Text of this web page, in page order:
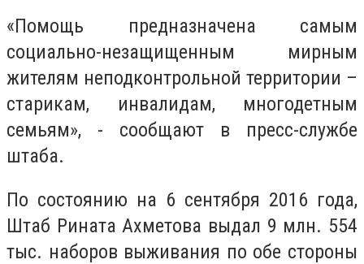
«Помощь предназначена самым
социально-незащищенным мирным
жителям неподконтрольной территории –
старикам, инвалидам, многодетным
семьям», - сообщают в пресс-службе
штаба.
По состоянию на 6 сентября 2016 года,
Штаб Рината Ахметова выдал 9 млн. 554
тыс. наборов выживания по обе стороны